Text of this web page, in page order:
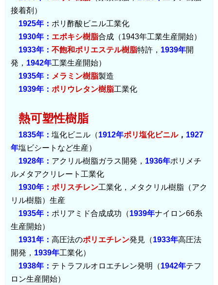
接着剤）
1925年： ポリ酢酸ビニル工業化
1930年： エポキシ樹脂合成（1943年工業生産開始）
1933年： 不飽和ポリエステル樹脂特許， 1939年開
発， 1942年工業生産開始）
1935年： メラミン樹脂製造
1939年： ポリウレタン樹脂工業化
熱可塑性樹脂
1835年： 塩化ビニル（1912年ポリ塩化ビニル， 1927
年塩ビシートなど生産）
1928年： アクリル樹脂ガラス開発， 1936年ポリメチ
ルメタアクリレート工業化
1930年： ポリスチレン工業化，メタクリル樹脂（アク
リル樹脂）生産
1935年： ポリアミド合成成功（1939年ナイロン66糸
生産開始）
1931年： 高圧法のポリエチレン発見（1933年高圧法
開発， 1939年工業化）
1938年： テトラフルオロエチレン発明（1942年テフ
ロン生産開始）